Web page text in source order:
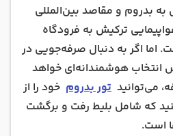
به بدروم و مقاصد بین‌المللی
ترکیش به فرودگاه
اما اگر به دنبال صرفه‌جویی در
انتخاب هوشمندانه‌ای خواهد
می‌توانید تور بدروم خود را از
که شامل بلیط رفت و برگشت
است.